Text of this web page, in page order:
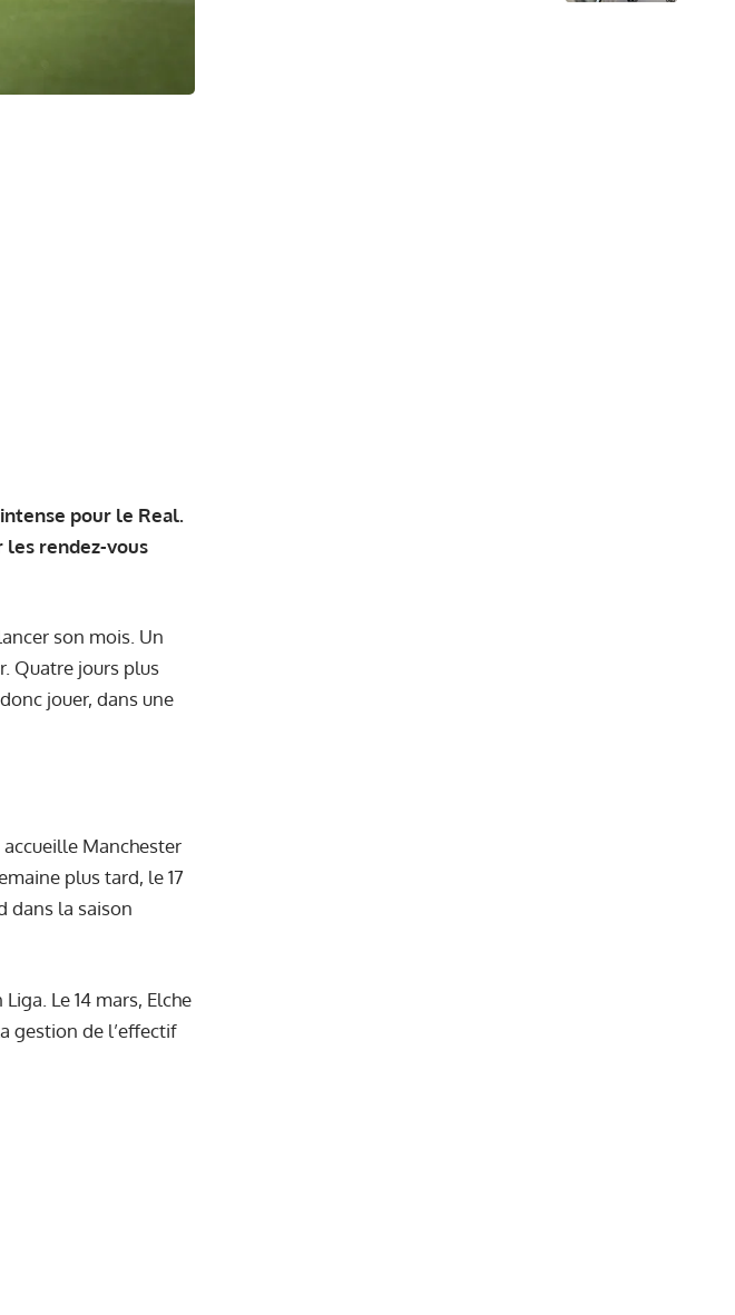
pour le Real.
les rendez-vous
son mois. Un
Quatre jours plus
jouer, dans une
Manchester
plus tard, le 17
dans la saison
Le 14 mars, Elche
gestion de l’effectif